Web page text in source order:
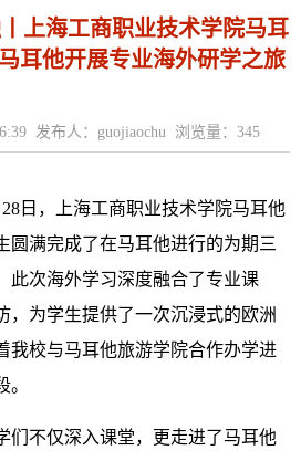
上海工商职业技术学院马耳
耳他开展专业海外研学之旅
发布人：guojiaochu 浏览量： 345
日，上海工商职业技术学院马耳他
圆满完成了在马耳他进行的为期三
此次海外学习深度融合了专业课
，为学生提供了一次沉浸式的欧洲
我校与马耳他旅游学院合作办学进
们不仅深入课堂，更走进了马耳他